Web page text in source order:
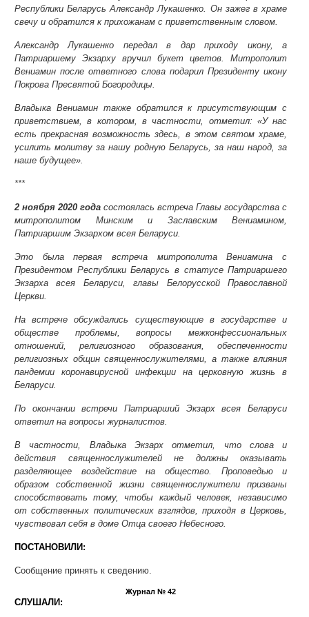
Республики Беларусь Александр Лукашенко. Он зажег в храме
свечу и обратился к прихожанам с приветственным словом.
Александр Лукашенко передал в дар приходу икону, а
Патриаршему Экзарху вручил букет цветов. Митрополит
Вениамин после ответного слова подарил Президенту икону
Покрова Пресвятой Богородицы.
Владыка Вениамин также обратился к присутствующим с
приветствием, в котором, в частности, отметил: «У нас
есть прекрасная возможность здесь, в этом святом храме,
усилить молитву за нашу родную Беларусь, за наш народ, за
наше будущее».
***
2 ноября 2020 годасостоялась встреча Главы государства с
митрополитом Минским и Заславским Вениамином,
Патриаршим Экзархом всея Беларуси.
Это была первая встреча митрополита Вениамина с
Президентом Республики Беларусь в статусе Патриаршего
Экзарха всея Беларуси, главы Белорусской Православной
Церкви.
На встрече обсуждались существующие в государстве и
обществе проблемы, вопросы межконфессиональных
отношений, религиозного образования, обеспеченности
религиозных общин священнослужителями, а также влияния
пандемии коронавирусной инфекции на церковную жизнь в
Беларуси.
По окончании встречи Патриарший Экзарх всея Беларуси
ответил на вопросы журналистов.
В частности, Владыка Экзарх отметил, что слова и
действия священнослужителей не должны оказывать
разделяющее воздействие на общество. Проповедью и
образом собственной жизни священнослужители призваны
способствовать тому, чтобы каждый человек, независимо
от собственных политических взглядов, приходя в Церковь,
чувствовал себя в доме Отца своего Небесного.
ПОСТАНОВИЛИ:
Сообщение принять к сведению.
Журнал № 42
СЛУШАЛИ: